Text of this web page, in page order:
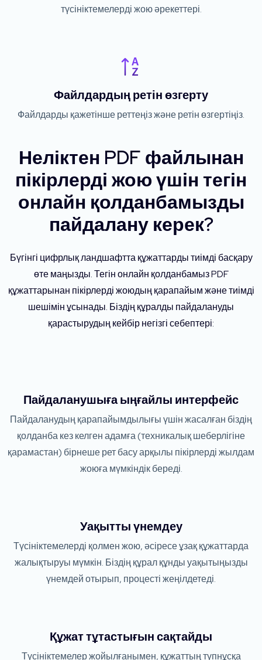
түсініктемелерді жою әрекеттері.
Файлдардың ретін өзгерту
Файлдарды қажетінше реттеңіз және ретін өзгертіңіз.
Неліктен PDF файлынан
пікірлерді жою үшін тегін
онлайн қолданбамызды
пайдалану керек?
Бүгінгі цифрлық ландшафтта құжаттарды тиімді басқару
өте маңызды. Тегін онлайн қолданбамыз PDF
құжаттарынан пікірлерді жоюдың қарапайым және тиімді
шешімін ұсынады. Біздің құралды пайдалануды
қарастырудың кейбір негізгі себептері:
Пайдаланушыға ыңғайлы интерфейс
Пайдаланудың қарапайымдылығы үшін жасалған біздің
қолданба кез келген адамға (техникалық шеберлігіне
қарамастан) бірнеше рет басу арқылы пікірлерді жылдам
жоюға мүмкіндік береді.
Уақытты үнемдеу
Түсініктемелерді қолмен жою, әсіресе ұзақ құжаттарда
жалықтыруы мүмкін. Біздің құрал құнды уақытыңызды
үнемдей отырып, процесті жеңілдетеді.
Құжат тұтастығын сақтайды
Түсініктемелер жойылғанымен, құжаттың түпнұсқа